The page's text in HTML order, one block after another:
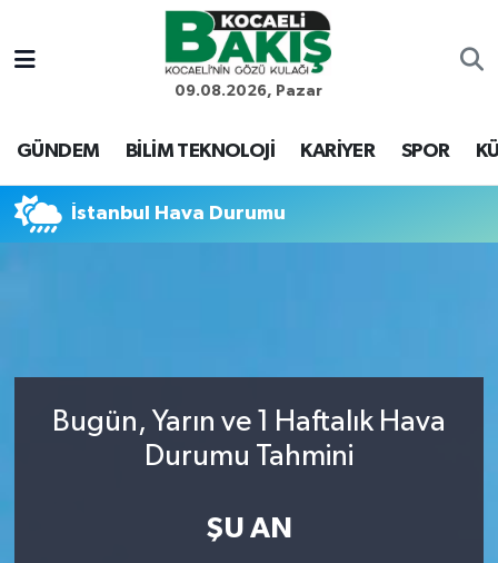
09.08.2026, Pazar
GÜNDEM BİLİM TEKNOLOJİ KARİYER SPOR
İstanbul Hava Durumu
Bugün, Yarın ve 1 Haftalık Hava
Durumu Tahmini
ŞU AN
Kocaeli Nöbetçi Eczaneler
Kocaeli Hava Durumu
Haber Arşivi